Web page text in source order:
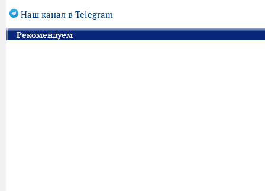
Наш канал в Telegram
Рекомендуем